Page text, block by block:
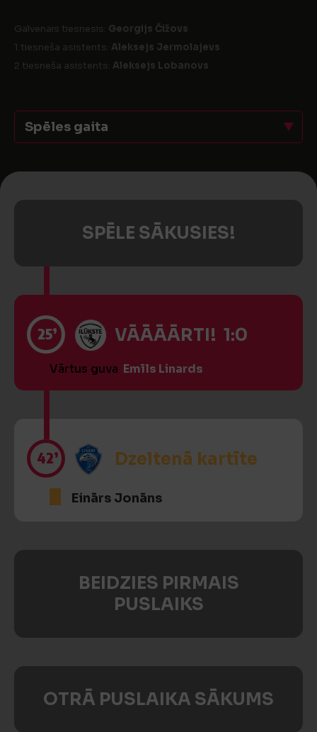
Galvenais tiesnesis: Georgijs Čižovs
1 tiesneša asistents: Aleksejs Jermolajevs
2 tiesneša asistents: Aleksejs Lobanovs
Spēles gaita
SPĒLE SĀKUSIES!
25’ VĀĀĀĀRTI! 1:0
Vārtus guva Emīls Linards
42’ Dzeltenā kartīte
Einārs Jonāns
BEIDZIES PIRMAIS
PUSLAIKS
OTRĀ PUSLAIKA SĀKUMS